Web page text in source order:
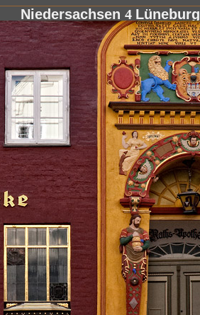
Niedersachsen 4 Lüneburg